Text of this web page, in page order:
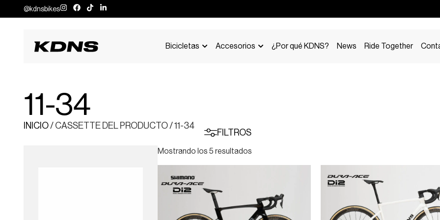
@kdnsbikes
Bicicletas Accesorios ¿Por qué KDNS? News Ride Together
11-34
INICIO/ CASSETTE DEL PRODUCTO / 11-34
FILTROS
Mostrando los 5 resultados